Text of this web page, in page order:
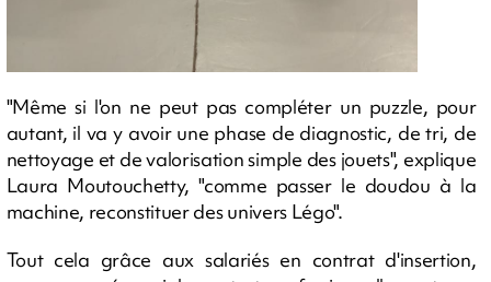
"Même si l'on ne peut pas compléter un puzzle, pour
autant, il va y avoir une phase de diagnostic, de tri, de
nettoyage et de valorisation simple des jouets", explique
Laura Moutouchetty, "comme passer le doudou à la
machine, reconstituer des univers Légo".
Tout cela grâce aux salariés en contrat d'insertion,